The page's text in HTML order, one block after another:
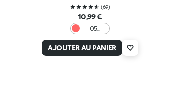
(69)
10,99 €
05
Pinky
Promise
AJOUTER AU PANIER